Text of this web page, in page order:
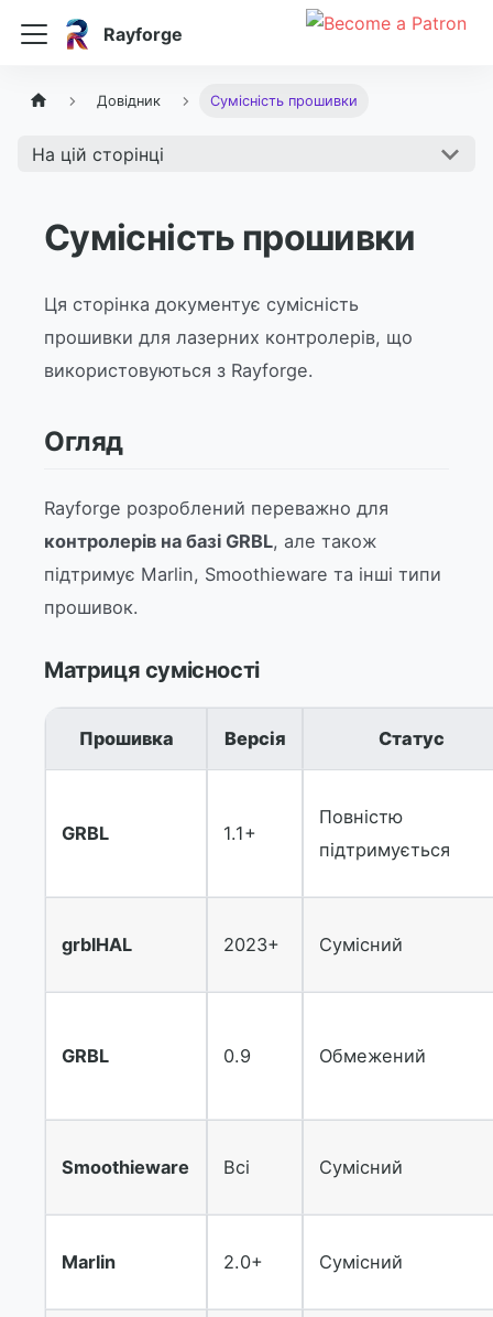
Rayforge
Довідник Сумісність прошивки
На цій сторінці
Сумісність прошивки
Ця сторінка документує сумісність
прошивки для лазерних контролерів, що
використовуються з Rayforge.
Огляд
Rayforge розроблений переважно для
контролерів на базі GRBL, але також
підтримує Marlin, Smoothieware та інші типи
прошивок.
Матриця сумісності
Прошивка Версія Статус
GRBL 1.1+
Повністю
підтримується
grblHAL 2023+ Сумісний
GRBL 0.9 Обмежений
Smoothieware Всі Сумісний
Marlin 2.0+ Сумісний